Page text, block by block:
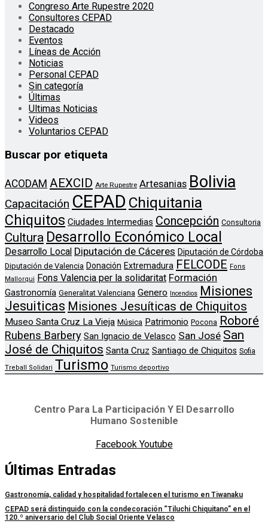
Congreso Arte Rupestre 2020
Consultores CEPAD
Destacado
Eventos
Líneas de Acción
Noticias
Personal CEPAD
Sin categoría
Últimas
Ultimas Noticias
Videos
Voluntarios CEPAD
Buscar por etiqueta
ACODAM AEXCID Arte Rupestre Artesanias Bolivia
Capacitación CEPAD Chiquitania
Chiquitos Ciudades Intermedias Concepción Consultoria
Cultura Desarrollo Económico Local
Desarrollo Local Diputación de Cáceres Diputación de Córdoba
Diputación de Valencia Donación Extremadura FELCODE Fons
Mallorqui
Fons Valencia per la solidaritat Formación
Gastronomía Generalitat Valenciana Genero Incendios
Misiones
Jesuiticas Misiones Jesuíticas de Chiquitos
Museo Santa Cruz La Vieja Música Patrimonio Pocona Roboré
Rubens Barbery San Ignacio de Velasco San José San
José de Chiquitos Santa Cruz Santiago de Chiquitos Sofia
Treball Solidari Turismo Turismo deportivo
Centro Para La Participación Y El Desarrollo
Humano Sostenible
Facebook Youtube
Últimas Entradas
Gastronomía, calidad y hospitalidad fortalecen el turismo en Tiwanaku
CEPAD será distinguido con la condecoración “Tiluchi Chiquitano” en el
120.º aniversario del Club Social Oriente Velasco